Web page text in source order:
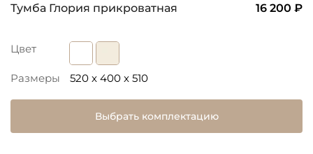
Тумба Глория прикроватная 16 200 ₽
Цвет
Размеры 520 x 400 x 510
Выбрать комплектацию